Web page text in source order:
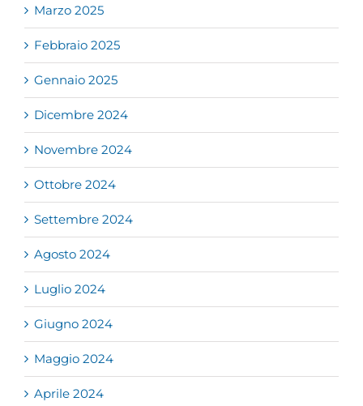
Marzo 2025
Febbraio 2025
Gennaio 2025
Dicembre 2024
Novembre 2024
Ottobre 2024
Settembre 2024
Agosto 2024
Luglio 2024
Giugno 2024
Maggio 2024
Aprile 2024